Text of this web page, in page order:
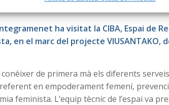
ha visitat la CIBA, Espai de
en el marc del projecte VIUSANTAKO,
de primera mà els diferents
en empoderament femení,
feminista. L’equip tècnic de l’espai va